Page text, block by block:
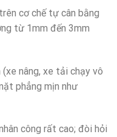
cơ chế tự cân bằng
từ 1mm đến 3mm
nâng, xe tải chạy vô
phẳng mịn như
công rất cao; đòi hỏi